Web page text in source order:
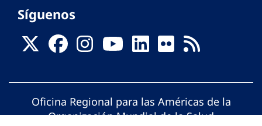
Síguenos
Oficina Regional para las Américas de la
Organización Mundial de la Salud